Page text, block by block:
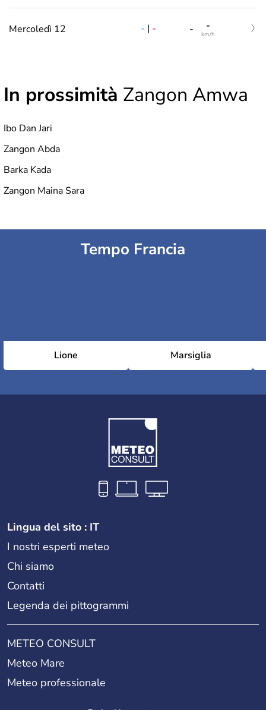
Mercoledì 12 - | - - -
km/h
In prossimità Zangon Amwa
Ibo Dan Jari
Zangon Abda
Barka Kada
Zangon Maina Sara
Tempo Francia
Lione Marsiglia
Lingua del sito : IT
I nostri esperti meteo
Chi siamo
Contatti
Legenda dei pittogrammi
METEO CONSULT
Meteo Mare
Meteo professionale